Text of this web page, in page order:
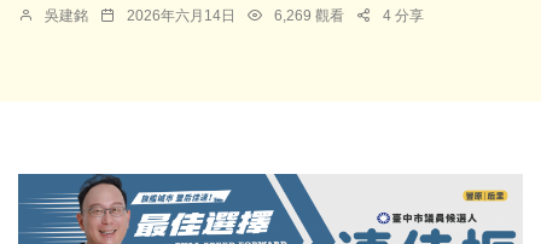
吳建銘 2026年六月14日 6,269 觀看 4 分享